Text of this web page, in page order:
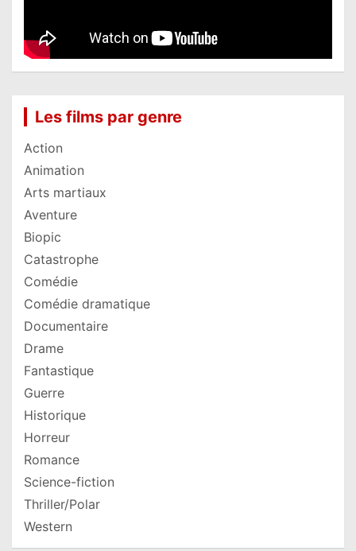
Les films par genre
Action
Animation
Arts martiaux
Aventure
Biopic
Catastrophe
Comédie
Comédie dramatique
Documentaire
Drame
Fantastique
Guerre
Historique
Horreur
Romance
Science-fiction
Thriller/Polar
Western